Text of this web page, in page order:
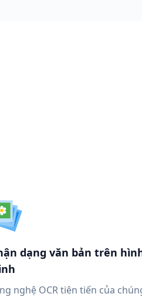
dạng văn bản trên
nghệ OCR tiên tiến của